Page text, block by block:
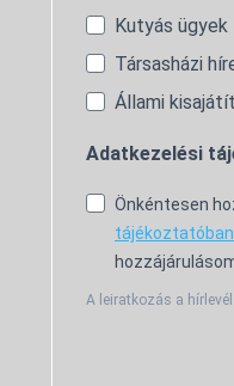
Kutyás ügyek
Társasházi
Állami
Adatkezelési
Önkéntesen
tájékoztatóban
A leiratkozás a